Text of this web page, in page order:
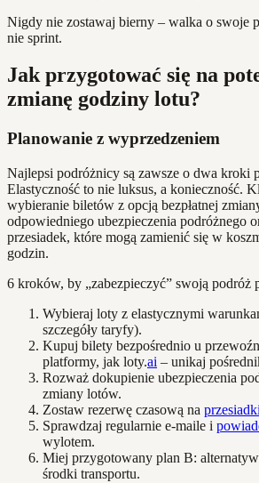
Nigdy nie zostawaj bierny – walka o swoje
nie sprint.
Jak przygotować się na
zmianę godziny lotu?
Planowanie z wyprzedzeniem
Najlepsi podróżnicy są zawsze o dwa kroki
Elastyczność to nie luksus, a konieczność.
wybieranie biletów z opcją bezpłatnej
odpowiedniego ubezpieczenia podróżnego
przesiadek, które mogą zamienić się w
godzin.
6 kroków, by „zabezpieczyć” swoją podróż
Wybieraj loty z elastycznymi
szczegóły taryfy).
Kupuj bilety bezpośrednio u
platformy, jak loty.ai – unikaj
Rozważ dokupienie ubezpieczenia
zmiany lotów.
Zostaw rezerwę czasową na przesiadki
Sprawdzaj regularnie e-maile i
wylotem.
Miej przygotowany plan B:
środki transportu.